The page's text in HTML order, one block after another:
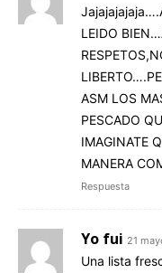
LEIDO
ASM LOS
PESCADO
IMAGINATE
MANERA
Respuesta
Yo fui 21
Una lista